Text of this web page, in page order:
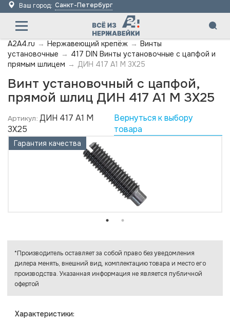
Ваш город: Санкт-Петербург
A2A4.ru → Нержавеющий крепёж → Винты
установочные → 417 DIN Винты установочные с цапфой и
прямым шлицем → ДИН 417 А1 M 3X25
Винт установочный с цапфой,
прямой шлиц ДИН 417 А1 M 3X25
Артикул: ДИН 417 А1 M
3X25
Вернуться к выбору
товара
Гарантия качества
Характеристики:
*Производитель оставляет за собой право без уведомления
дилера менять, внешний вид, комплектацию товара и место его
производства. Указанная информация не является публичной
офертой